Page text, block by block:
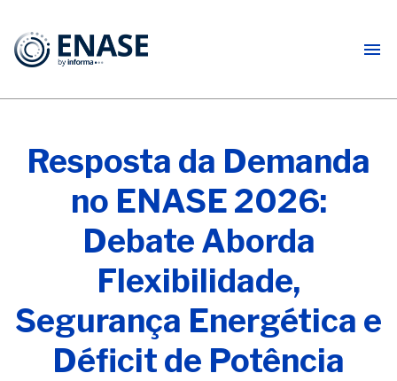
Resposta da Demanda
no ENASE 2026:
Debate Aborda
Flexibilidade,
Segurança Energética e
Déficit de Potência